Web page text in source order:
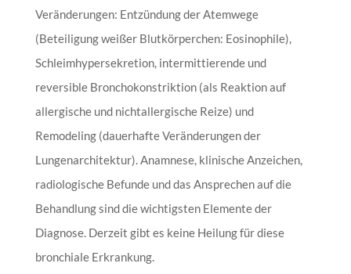
Veränderungen: Entzündung der Atemwege
(Beteiligung weißer Blutkörperchen: Eosinophile),
Schleimhypersekretion, intermittierende und
reversible Bronchokonstriktion (als Reaktion auf
allergische und nichtallergische Reize) und
Remodeling (dauerhafte Veränderungen der
Lungenarchitektur). Anamnese, klinische Anzeichen,
radiologische Befunde und das Ansprechen auf die
Behandlung sind die wichtigsten Elemente der
Diagnose. Derzeit gibt es keine Heilung für diese
bronchiale Erkrankung.